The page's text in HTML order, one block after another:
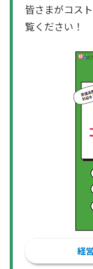
皆さまがコス
覧ください！
経